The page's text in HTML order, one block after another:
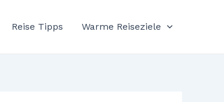
Reise Tipps Warme Reiseziele